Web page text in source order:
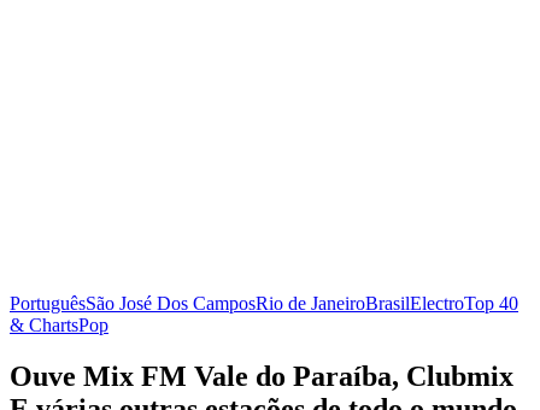
PortuguêsSão José Dos CamposRio de JaneiroBrasilElectroTop 40
& ChartsPop
Ouve Mix FM Vale do Paraíba, Clubmix